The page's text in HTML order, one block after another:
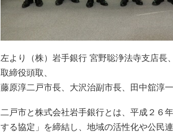
左より（株）岩手銀行 宮野聡浄法寺支店
取締役頭取、
藤原淳二戸市長、大沢治副市長、田中舘淳
二戸市と株式会社岩手銀行とは、平成２６
する協定」を締結し、地域の活性化や公民